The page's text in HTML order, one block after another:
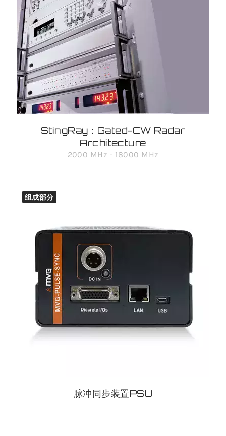
StingRay：Gated-CW Radar
Architecture
2000 MHz - 18000 MHz
组成部分
脉冲同步装置PSU